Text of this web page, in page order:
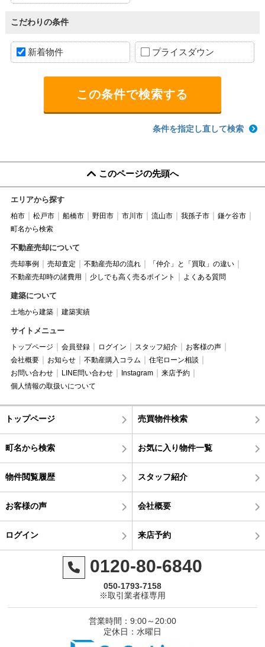
こだわりの条件
新着物件 プライスダウン
条件を指定し直して検索
このページの先頭へ
エリアから探す
柏市 松戸市 船橋市 野田市 市川市 流山市 我孫子市
鎌ケ谷市
町名から検索
不動産売却について
売却事例 売却査定 不動産売却の流れ
「仲介」と「買取」の違い
不動産売却時の諸費用
少しでも高く売るポイント よくある質問
建築について
土地から建築 建築実績
サイトメニュー
トップページ 会員登録 ログイン スタッフ紹介
お客様の声
会社概要
お知らせ 不動産購入コラム
住宅ローン相談
お問い合わせ
LINE問い合わせ Instagram
来店予約
個人情報の取扱いについて
トップページ 売買物件検索
町名から検索 お気に入り物件一覧
物件閲覧履歴 スタッフ紹介
お客様の声 会社概要
ログイン 来店予約
0120-80-6840
050-1793-7158
※取引業者様専用
営業時間：9:00～20:00
定休日：水曜日